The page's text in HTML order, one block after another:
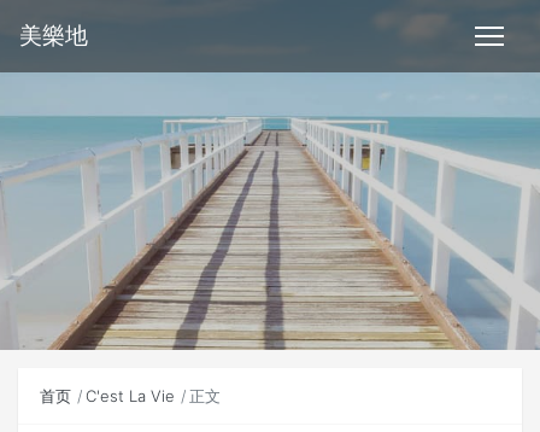
美樂地
首页 C'est La Vie 正文